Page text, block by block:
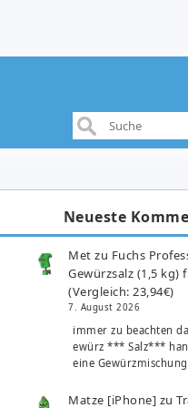
Neueste
Met zu Fuchs
Gewürzsalz (1,5 kg)
(Vergleich: 23,94€)
7. August 2026
immer zu beachten
ewürz *** Salz***
eine
Matze [iPhone] zu